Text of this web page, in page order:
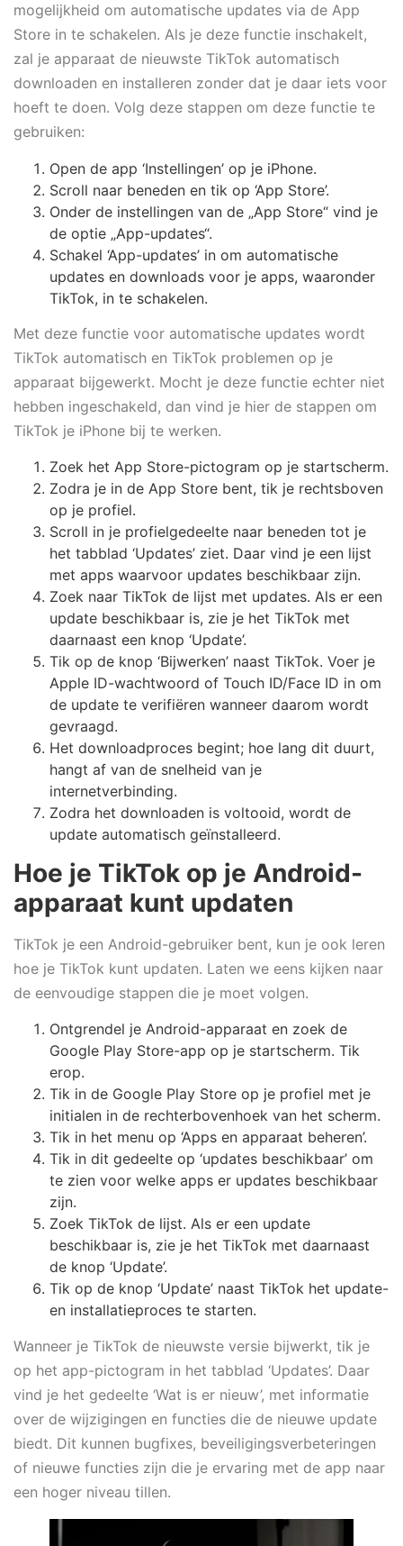
mogelijkheid om automatische updates via de App
Store in te schakelen. Als je deze functie inschakelt,
zal je apparaat de nieuwste TikTok automatisch
downloaden en installeren zonder dat je daar iets voor
hoeft te doen. Volg deze stappen om deze functie te
gebruiken:
Open de app ‘Instellingen’ op je iPhone.
Scroll naar beneden en tik op ‘App Store’.
Onder de instellingen van de „App Store“ vind je
de optie „App-updates“.
Schakel ‘App-updates’ in om automatische
updates en downloads voor je apps, waaronder
TikTok, in te schakelen.
Met deze functie voor automatische updates wordt
TikTok automatisch en TikTok problemen op je
apparaat bijgewerkt. Mocht je deze functie echter niet
hebben ingeschakeld, dan vind je hier de stappen om
TikTok je iPhone bij te werken.
Zoek het App Store-pictogram op je startscherm.
Zodra je in de App Store bent, tik je rechtsboven
op je profiel.
Scroll in je profielgedeelte naar beneden tot je
het tabblad ‘Updates’ ziet. Daar vind je een lijst
met apps waarvoor updates beschikbaar zijn.
Zoek naar TikTok de lijst met updates. Als er een
update beschikbaar is, zie je het TikTok met
daarnaast een knop ‘Update’.
Tik op de knop ‘Bijwerken’ naast TikTok. Voer je
Apple ID-wachtwoord of Touch ID/Face ID in om
de update te verifiëren wanneer daarom wordt
gevraagd.
Het downloadproces begint; hoe lang dit duurt,
hangt af van de snelheid van je
internetverbinding.
Zodra het downloaden is voltooid, wordt de
update automatisch geïnstalleerd.
Hoe je TikTok op je Android-
apparaat kunt updaten
TikTok je een Android-gebruiker bent, kun je ook leren
hoe je TikTok kunt updaten. Laten we eens kijken naar
de eenvoudige stappen die je moet volgen.
Ontgrendel je Android-apparaat en zoek de
Google Play Store-app op je startscherm. Tik
erop.
Tik in de Google Play Store op je profiel met je
initialen in de rechterbovenhoek van het scherm.
Tik in het menu op ‘Apps en apparaat beheren’.
Tik in dit gedeelte op ‘updates beschikbaar’ om
te zien voor welke apps er updates beschikbaar
zijn.
Zoek TikTok de lijst. Als er een update
beschikbaar is, zie je het TikTok met daarnaast
de knop ‘Update’.
Tik op de knop ‘Update’ naast TikTok het update-
en installatieproces te starten.
Wanneer je TikTok de nieuwste versie bijwerkt, tik je
op het app-pictogram in het tabblad ‘Updates’. Daar
vind je het gedeelte ‘Wat is er nieuw’, met informatie
over de wijzigingen en functies die de nieuwe update
biedt. Dit kunnen bugfixes, beveiligingsverbeteringen
of nieuwe functies zijn die je ervaring met de app naar
een hoger niveau tillen.